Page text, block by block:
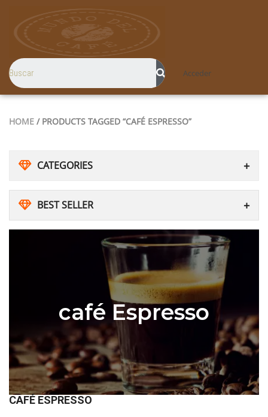
Acceder
HOME / PRODUCTS TAGGED “CAFÉ ESPRESSO”
CATEGORIES
BEST SELLER
café Espresso
CAFÉ ESPRESSO